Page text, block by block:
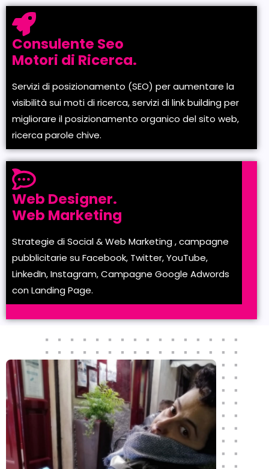
Consulente Seo
Motori di Ricerca.
Servizi di posizionamento (SEO) per aumentare la
visibilità sui moti di ricerca, servizi di link building per
migliorare il posizionamento organico del sito web,
ricerca parole chive.
Web Designer.
Web Marketing
Strategie di Social & Web Marketing , campagne
pubblicitarie su Facebook, Twitter, YouTube,
LinkedIn, Instagram, Campagne Google Adwords
con Landing Page.